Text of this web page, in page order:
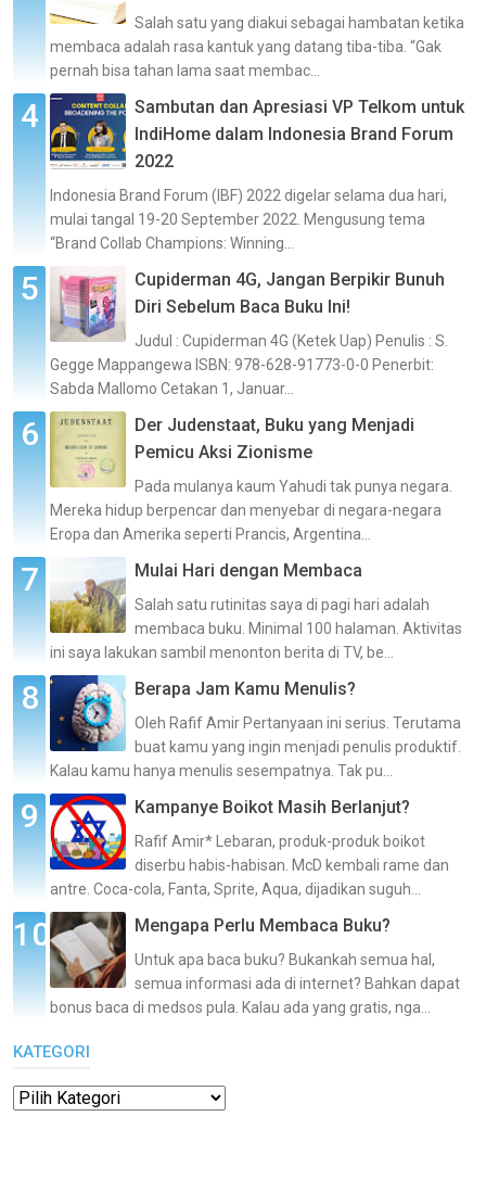
Salah satu yang diakui sebagai hambatan ketika
membaca adalah rasa kantuk yang datang tiba-tiba. “Gak
pernah bisa tahan lama saat membac...
Sambutan dan Apresiasi VP Telkom untuk
IndiHome dalam Indonesia Brand Forum
2022
Indonesia Brand Forum (IBF) 2022 digelar selama dua hari,
mulai tangal 19-20 September 2022. Mengusung tema
“Brand Collab Champions: Winning...
Cupiderman 4G, Jangan Berpikir Bunuh
Diri Sebelum Baca Buku Ini!
Judul : Cupiderman 4G (Ketek Uap) Penulis : S.
Gegge Mappangewa ISBN: 978-628-91773-0-0 Penerbit:
Sabda Mallomo Cetakan 1, Januar...
Der Judenstaat, Buku yang Menjadi
Pemicu Aksi Zionisme
Pada mulanya kaum Yahudi tak punya negara.
Mereka hidup berpencar dan menyebar di negara-negara
Eropa dan Amerika seperti Prancis, Argentina...
Mulai Hari dengan Membaca
Salah satu rutinitas saya di pagi hari adalah
membaca buku. Minimal 100 halaman. Aktivitas
ini saya lakukan sambil menonton berita di TV, be...
Berapa Jam Kamu Menulis?
Oleh Rafif Amir Pertanyaan ini serius. Terutama
buat kamu yang ingin menjadi penulis produktif.
Kalau kamu hanya menulis sesempatnya. Tak pu...
Kampanye Boikot Masih Berlanjut?
Rafif Amir* Lebaran, produk-produk boikot
diserbu habis-habisan. McD kembali rame dan
antre. Coca-cola, Fanta, Sprite, Aqua, dijadikan suguh...
Mengapa Perlu Membaca Buku?
Untuk apa baca buku? Bukankah semua hal,
semua informasi ada di internet? Bahkan dapat
bonus baca di medsos pula. Kalau ada yang gratis, nga...
KATEGORI